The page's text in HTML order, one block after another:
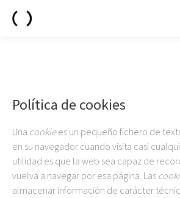
Política de cookies
Una cookiees un pequeño fichero de
en su navegador cuando visita casi
utilidad es que la web sea capaz de
vuelva a navegar por esa página. Las
almacenar información de carácter